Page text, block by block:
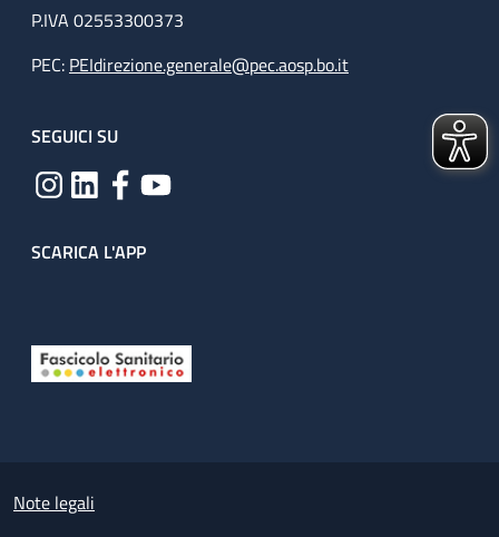
P.IVA 02553300373
PEC: PEIdirezione.generale@pec.aosp.bo.it
SEGUICI SU
SCARICA L'APP
Small prints
Note legali